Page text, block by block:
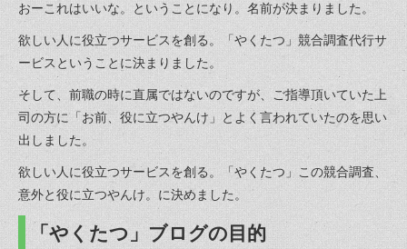
おーこれはいいな。ということになり。名前が決まりました。
欲しい人に役立つサービスを創る。「やくたつ」競合調査代行サ
ービスということに決まりました。
そして、前職の時に直属ではないのですが、ご指導頂いていた上
司の方に「お前、役に立つやんけ」とよく言われていたのを思い
出しました。
欲しい人に役立つサービスを創る。「やくたつ」この競合調査、
意外と役に立つやんけ。に決めました。
「やくたつ」ブログの目的